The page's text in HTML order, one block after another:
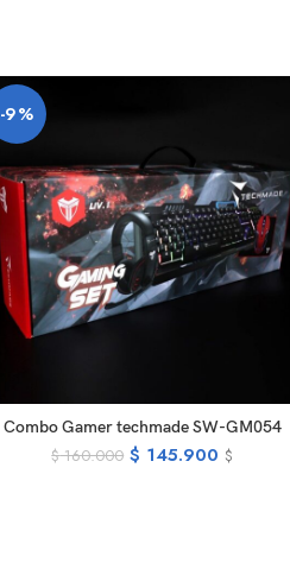
-9%
ADD TO CART
Combo Gamer techmade SW-GM054
$160.000 $ 145.900 $